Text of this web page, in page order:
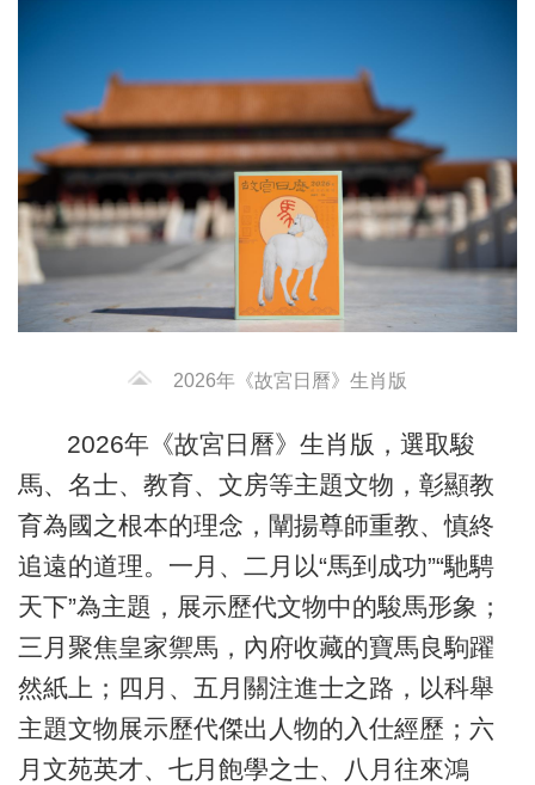
2026年《故宮日曆》生肖版
2026年《故宮日曆》生肖版，選取駿
馬、名士、教育、文房等主題文物，彰顯教
育為國之根本的理念，闡揚尊師重教、慎終
追遠的道理。一月、二月以“馬到成功”“馳騁
天下”為主題，展示歷代文物中的駿馬形象；
三月聚焦皇家禦馬，內府收藏的寶馬良駒躍
然紙上；四月、五月關注進士之路，以科舉
主題文物展示歷代傑出人物的入仕經歷；六
月文苑英才、七月飽學之士、八月往來鴻